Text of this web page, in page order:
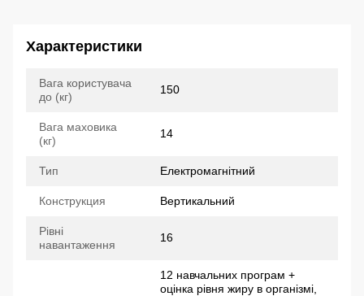
Характеристики
Вага користувача
до (кг)
150
Вага маховика
(кг)
14
Тип Електромагнітний
Конструкция Вертикальний
Рівні
навантаження
16
12 навчальних програм +
оцінка рівня жиру в організмі,